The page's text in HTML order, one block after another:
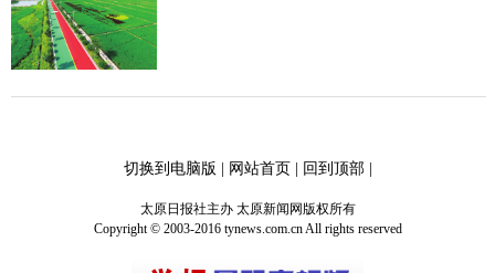
切换到电脑版 | 网站首页| 回到顶部|
太原日报社主办 太原新闻网版权所有
Copyright © 2003-2016 tynews.com.cn All rights reserved